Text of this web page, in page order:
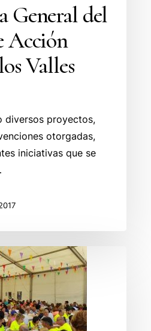
General del
Acción
Valles
diversos proyectos,
otorgadas,
iniciativas que se